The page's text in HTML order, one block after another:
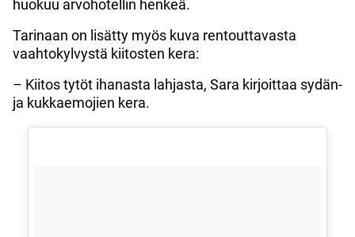
huokuu arvohotellin henkeä.
Tarinaan on lisätty myös kuva rentouttavasta
vaahtokylvystä kiitosten kera:
– Kiitos tytöt ihanasta lahjasta, Sara kirjoittaa sydän-
ja kukkaemojien kera.